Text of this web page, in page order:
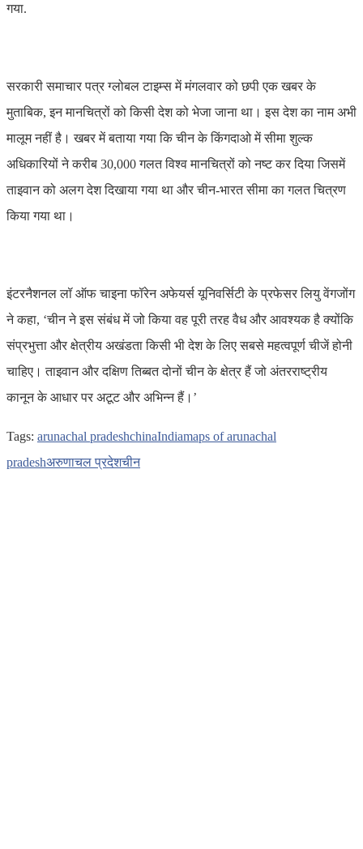
गया.
सरकारी समाचार पत्र ग्लोबल टाइम्स में मंगलवार को छपी एक खबर के
मुताबिक, इन मानचित्रों को किसी देश को भेजा जाना था। इस देश का नाम अभी
मालूम नहीं है। खबर में बताया गया कि चीन के किंगदाओ में सीमा शुल्क
अधिकारियों ने करीब 30,000 गलत विश्व मानचित्रों को नष्ट कर दिया जिसमें
ताइवान को अलग देश दिखाया गया था और चीन-भारत सीमा का गलत चित्रण
किया गया था।
इंटरनैशनल लॉ ऑफ चाइना फॉरेन अफेयर्स यूनिवर्सिटी के प्रफेसर लियु वेंगजोंग
ने कहा, ‘चीन ने इस संबंध में जो किया वह पूरी तरह वैध और आवश्यक है क्योंकि
संप्रभुत्ता और क्षेत्रीय अखंडता किसी भी देश के लिए सबसे महत्वपूर्ण चीजें होनी
चाहिए। ताइवान और दक्षिण तिब्बत दोनों चीन के क्षेत्र हैं जो अंतरराष्ट्रीय
कानून के आधार पर अटूट और अभिन्न हैं।’
Tags: arunachal pradeshchinaIndiamaps of arunachal
pradeshअरुणाचल प्रदेशचीन